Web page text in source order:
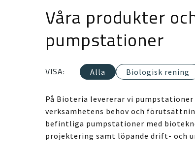
Våra produkter
pumpstationer
VISA: Alla Biologisk rening
På Bioteria levererar vi pumpstationer
verksamhetens behov och
befintliga pumpstationer med
projektering samt löpande drift- och